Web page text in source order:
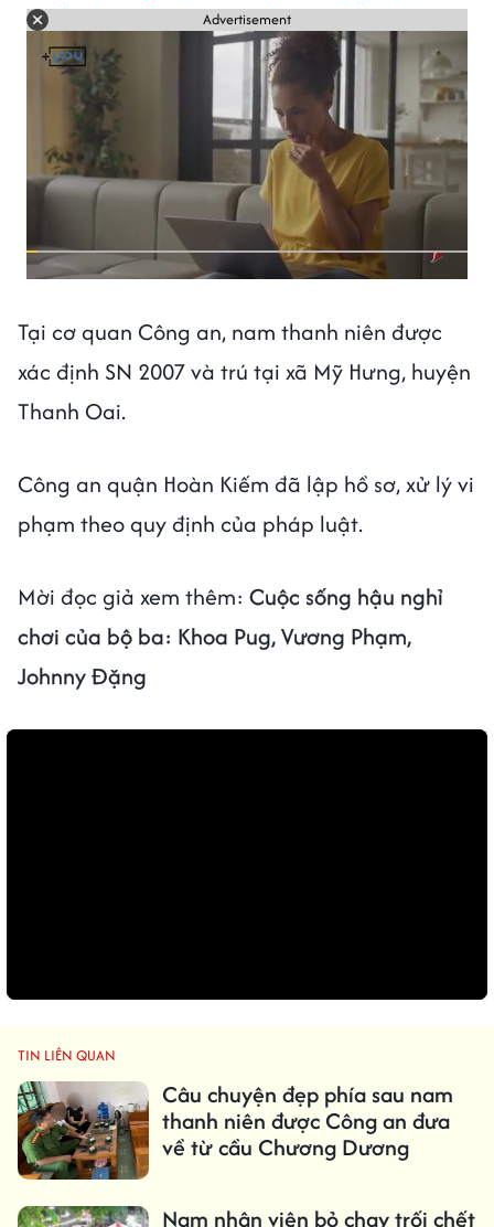
Advertisement
Tại cơ quan Công an, nam thanh niên được
xác định SN 2007 và trú tại xã Mỹ Hưng, huyện
Thanh Oai.
Công an quận Hoàn Kiếm đã lập hồ sơ, xử lý vi
phạm theo quy định của pháp luật.
Mời đọc giả xem thêm: Cuộc sống hậu nghỉ
chơi của bộ ba: Khoa Pug, Vương Phạm,
Johnny Đặng
TIN LIÊN QUAN
Câu chuyện đẹp phía sau nam
thanh niên được Công an đưa
về từ cầu Chương Dương
Nam nhân viên bỏ chạy trối chết